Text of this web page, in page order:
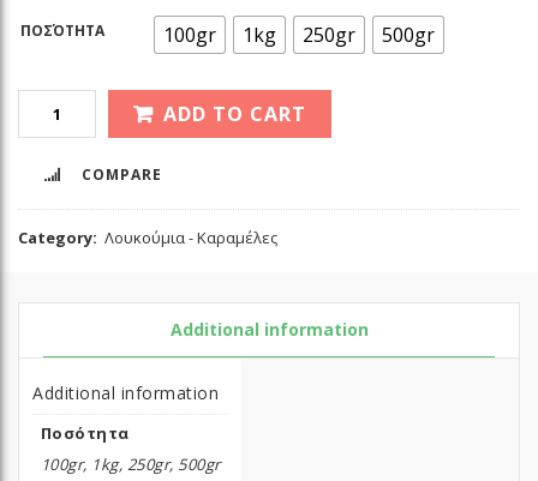
ΠΟΣΌΤΗΤΑ 100gr 1kg 250gr 500gr
ADD TO CART
COMPARE
Category: Λουκούμια - Καραμέλες
Additional information
Additional information
Ποσότητα
100gr, 1kg, 250gr, 500gr